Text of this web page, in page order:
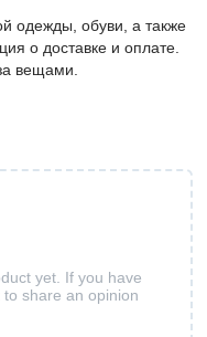
одежды, обуви, а также
о доставке и оплате.
вещами.
yet. If you have
share an opinion